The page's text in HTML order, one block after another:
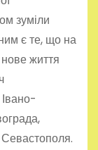
зуміли
є те, що на
життя
Івано-
Севастополя.